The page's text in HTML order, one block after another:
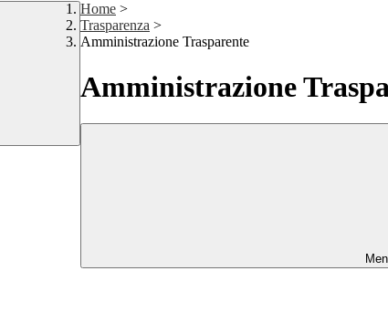
Home >
Trasparenza >
Amministrazione Trasparente
Amministrazione